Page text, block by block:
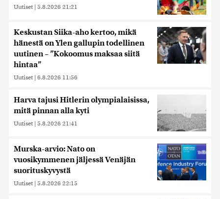
Uutiset | 5.8.2026 21:21
Keskustan Siika-aho kertoo, mikä
hänestä on Ylen gallupin todellinen
uutinen – ”Kokoomus maksaa siitä
hintaa”
Uutiset | 6.8.2026 11:56
Harva tajusi Hitlerin olympialaisissa,
mitä pinnan alla kyti
Uutiset | 5.8.2026 21:41
Murska-arvio: Nato on
vuosikymmenen jäljessä Venäjän
suorituskyvystä
Uutiset | 5.8.2026 22:15